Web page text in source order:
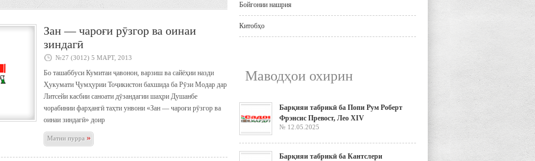
Зан — чароғи рӯзгор ва оинаи
зиндагӣ
№27 (3012) 5 МАРТ, 2013
Бо ташаббуси Кумитаи ҷавонон, варзиш ва сайёҳии назди
Ҳукумати Ҷумҳурии Тоҷикистон бахшида ба Рӯзи Модар дар
Литсейи касбии саноати дӯзандагии шаҳри Душанбе
чорабинии фарҳангӣ таҳти унвони «Зан — чароғи рӯзгор ва
оинаи зиндагӣ» доир
Матни пурра »
Бойгонии нашрия
Китобҳо
Маводҳои охирин
Барқияи табрикӣ ба Попи Рум Роберт
Фрэнсис Превост, Лео XIV
№ 12.05.2025
Барқияи табрикӣ ба Кантслери